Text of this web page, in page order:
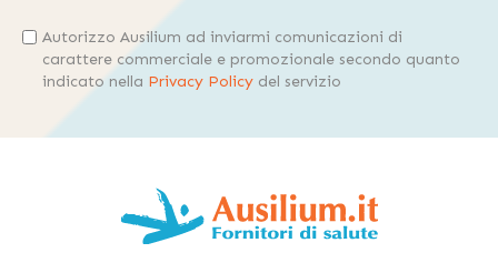
Autorizzo Ausilium ad inviarmi comunicazioni di
carattere commerciale e promozionale secondo quanto
indicato nella Privacy Policy del servizio